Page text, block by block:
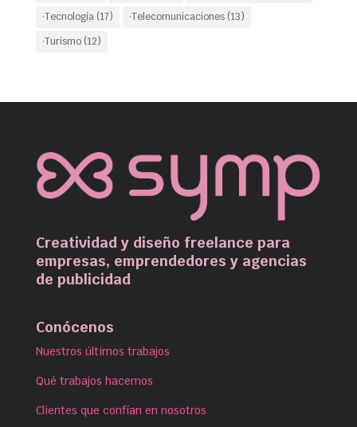
·Tecnología(17) ·Telecomunicaciones(13)
·Turismo(12)
Creatividad y diseño freelance para
empresas, emprendedores y agencias
de publicidad
Conócenos
Nuestros últimos trabajos
Qué trabajos hacemos
Clientes que confían en nosotros